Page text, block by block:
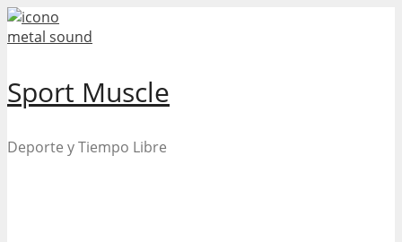
Skip
to
Sport Muscle
Deporte y Tiempo Libre